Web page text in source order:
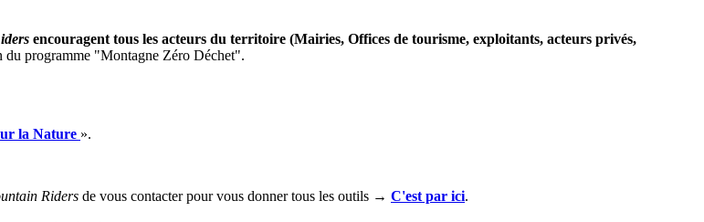
encouragent tous les acteurs du territoire (Mairies, Offices de tourisme, exploitants, acteurs privés,
du programme "Montagne Zéro Déchet".
la Nature ».
Riders de vous contacter pour vous donner tous les outils → C'est par ici.